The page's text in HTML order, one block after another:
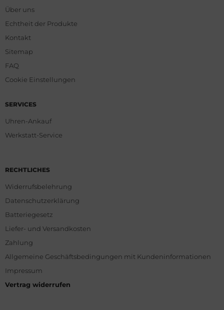
Über uns
Echtheit der Produkte
Kontakt
Sitemap
FAQ
Cookie Einstellungen
SERVICES
Uhren-Ankauf
Werkstatt-Service
RECHTLICHES
Widerrufsbelehrung
Datenschutzerklärung
Batteriegesetz
Liefer- und Versandkosten
Zahlung
Allgemeine Geschäftsbedingungen mit Kundeninformationen
Impressum
Vertrag widerrufen